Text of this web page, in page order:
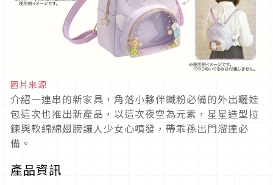
圖片來源
介紹一連串的新家具，角落小夥伴鐵粉必備的外出曬娃
包這次也推出新產品，以這次夜空為元素，星星造型拉
鍊與軟綿綿翅膀讓人少女心噴發，帶乖孫出門溜達必
備。
產品資訊